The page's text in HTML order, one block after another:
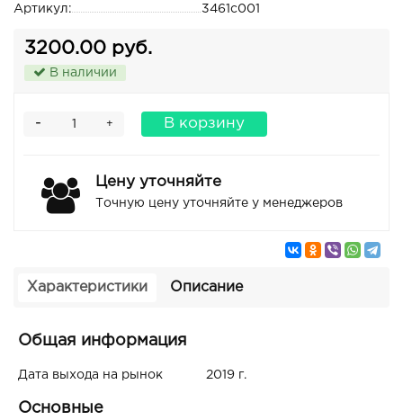
Артикул:
3461c001
3200.00 руб.
В наличии
+
- В корзину
Цену уточняйте
Точную цену уточняйте у менеджеров
Характеристики Описание
Общая информация
Дата выхода на рынок 2019 г.
Основные